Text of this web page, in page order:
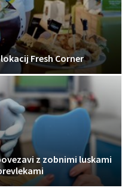
Fresh Corner
z zobnimi luskami